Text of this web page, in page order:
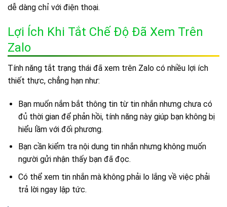
dễ dàng chỉ với điện thoại.
Lợi Ích Khi Tắt Chế Độ Đã Xem Trên
Zalo
Tính năng tắt trạng thái đã xem trên Zalo có nhiều lợi ích
thiết thực, chẳng hạn như:
Bạn muốn nắm bắt thông tin từ tin nhắn nhưng chưa có
đủ thời gian để phản hồi, tính năng này giúp bạn không bị
hiểu lầm với đối phương.
Bạn cần kiểm tra nội dung tin nhắn nhưng không muốn
người gửi nhận thấy bạn đã đọc.
Có thể xem tin nhắn mà không phải lo lắng về việc phải
trả lời ngay lập tức.